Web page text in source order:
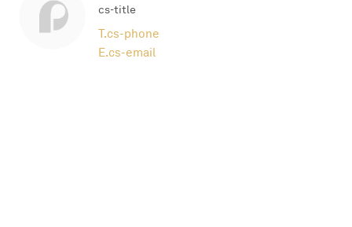
cs-title
T.cs-phone
E.cs-email